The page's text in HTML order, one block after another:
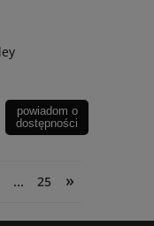
powiadom o
dostępności
... 25 »